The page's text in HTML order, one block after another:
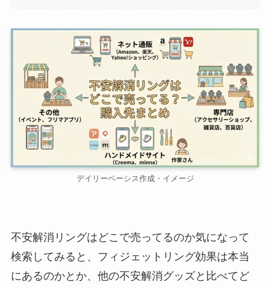
デイリーベーシス作成・イメージ
不安解消リングはどこで売ってるのか気になって
検索してみると、フィジェットリング効果は本当
にあるのかとか、他の不安解消グッズと比べてど